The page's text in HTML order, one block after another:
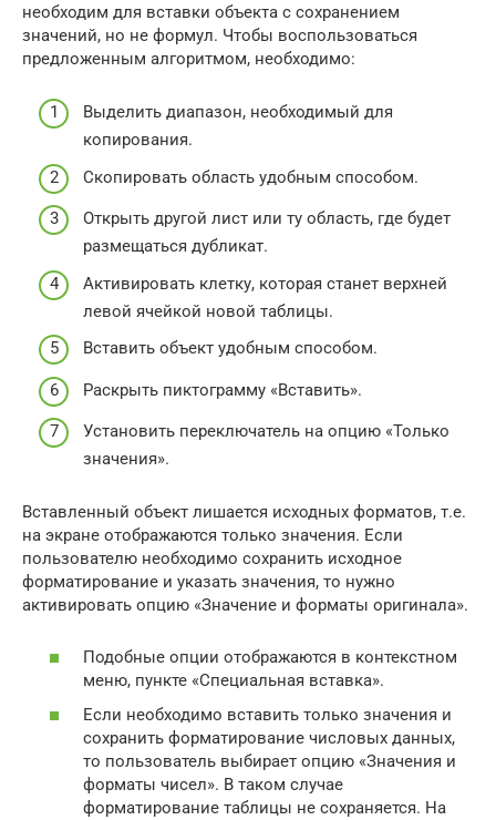
необходим для вставки объекта с сохранением
значений, но не формул. Чтобы воспользоваться
предложенным алгоритмом, необходимо:
Выделить диапазон, необходимый для
копирования.
Скопировать область удобным способом.
Открыть другой лист или ту область, где будет
размещаться дубликат.
Активировать клетку, которая станет верхней
левой ячейкой новой таблицы.
Вставить объект удобным способом.
Раскрыть пиктограмму «Вставить».
Установить переключатель на опцию «Только
значения».
Вставленный объект лишается исходных форматов, т.е.
на экране отображаются только значения. Если
пользователю необходимо сохранить исходное
форматирование и указать значения, то нужно
активировать опцию «Значение и форматы оригинала».
Подобные опции отображаются в контекстном
меню, пункте «Специальная вставка».
Если необходимо вставить только значения и
сохранить форматирование числовых данных,
то пользователь выбирает опцию «Значения и
форматы чисел». В таком случае
форматирование таблицы не сохраняется. На